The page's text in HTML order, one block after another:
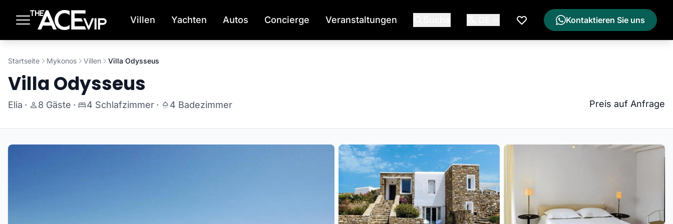
Villen Yachten Autos Concierge Veranstaltungen
Meine Wunschliste
Kontaktieren Sie uns
Startseite Mykonos Villen Villa Odysseus
Villa Odysseus
Elia · 8 Gäste · 4 Schlafzimmer · 4 Badezimmer Preis auf Anfrage